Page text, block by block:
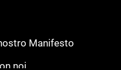
Manifesto
noi